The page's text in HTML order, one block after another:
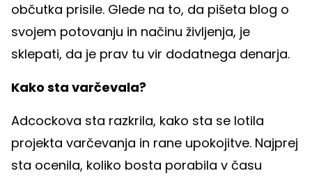
občutka prisile. Glede na to, da pišeta blog o
svojem potovanju in načinu življenja, je
sklepati, da je prav tu vir dodatnega denarja.
Kako sta varčevala?
Adcockova sta razkrila, kako sta se lotila
projekta varčevanja in rane upokojitve. Najprej
sta ocenila, koliko bosta porabila v času